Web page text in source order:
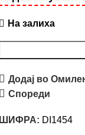
На залиха
Додај во
Спореди
ШИФРА: DI1454